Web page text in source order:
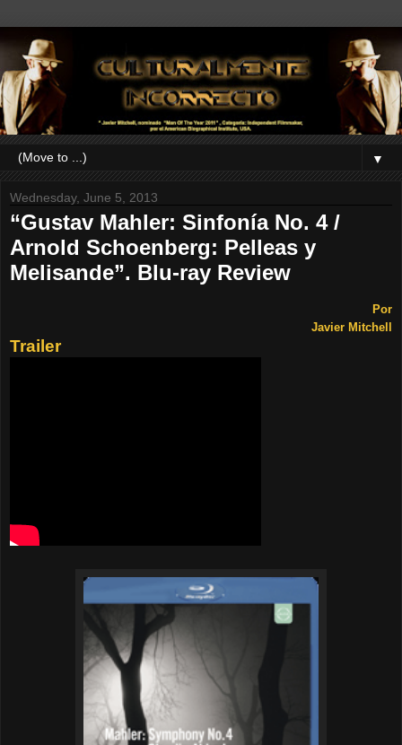
▼
Wednesday, June 5, 2013
“Gustav Mahler: Sinfonía No. 4 /
Arnold Schoenberg: Pelleas y
Melisande”. Blu-ray Review
Por
Javier Mitchell
Trailer